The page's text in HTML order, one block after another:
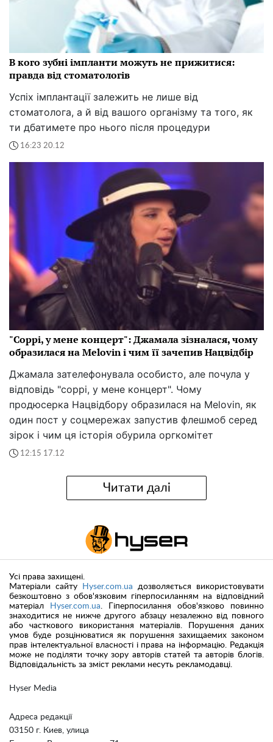
В кого зубні імпланти можуть не прижитися:
правда від стоматологів
Успіх імплантації залежить не лише від
стоматолога, а й від вашого організму та того, як
ти дбатимете про нього після процедури
16:23 20.12
"Соррі, у мене концерт": Джамала зізналася, чому
образилася на Melovin і чим її зачепив Нацвідбір
Джамала зателефонувала особисто, але почула у
відповідь "соррі, у мене концерт". Чому
продюсерка Нацвідбору образилася на Melovin, як
один пост у соцмережах запустив флешмоб серед
зірок і чим ця історія обурила оргкомітет
12:15 17.12
Читати далі
Hyser Media
Адреса редакції
03150 г. Киев, улица
Усі права захищені.
Матеріали сайту
Hyser.com.ua дозволяється використовувати
безкоштовно з обов'язковим гіперпосиланням на відповідний
матеріал
Hyser.com.ua. Гіперпосилання обов'язково повинно
знаходитися не нижче другого абзацу незалежно від повного
або часткового використання матеріалів. Порушення даних
умов буде розцінюватися як порушення захищаемих законом
прав інтелектуальної власності і права на інформацію. Редакція
може не поділяти точку зору авторів статей та авторів блогів.
Відповідальність за зміст реклами несуть рекламодавці.